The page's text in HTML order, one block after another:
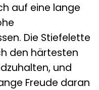
auf eine lange
Die Stiefelette
den härtesten
und
Freude daran